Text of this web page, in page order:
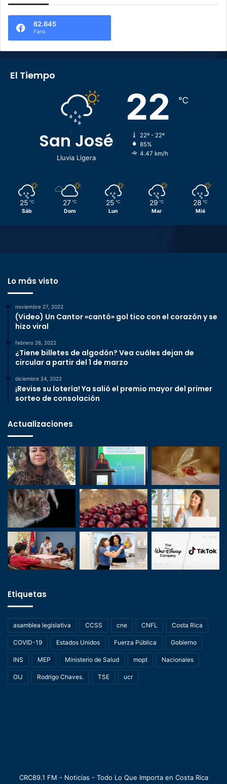
62.645
Fans
El Tiempo
San José
Lluvia Ligera
22 ℃
22º - 22º
85%
4.47 km/h
25 ℃
Sáb
27 ℃
Dom
25 ℃
Lun
29 ℃
Mar
28 ℃
Mié
Lo más visto
noviembre 27, 2022
(Video) Un Cantor «cantó» gol tico con el corazón y se
hizo viral
febrero 26, 2022
¿Tiene billetes de algodón? Vea cuáles dejan de
circular a partir del 1 de marzo
diciembre 24, 2022
¡Revise su lotería! Ya salió el premio mayor del primer
sorteo de consolación
Actualizaciones
Etiquetas
asamblea legislativa CCSS cne CNFL Costa Rica
COVID-19 Estados Unidos Fuerza Pública Gobierno
INS MEP Ministerio de Salud mopt Nacionales
OIJ Rodrigo Chaves. TSE ucr
CRC89.1 FM - Noticias - Todo Lo Que Importa en Costa Rica